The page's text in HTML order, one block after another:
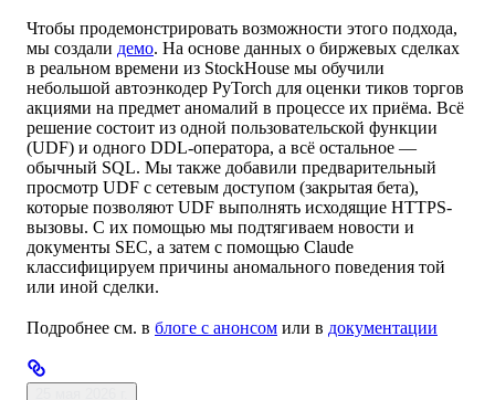
Чтобы продемонстрировать возможности этого подхода,
мы создали демо. На основе данных о биржевых сделках
в реальном времени из StockHouse мы обучили
небольшой автоэнкодер PyTorch для оценки тиков торгов
акциями на предмет аномалий в процессе их приёма. Всё
решение состоит из одной пользовательской функции
(UDF) и одного DDL-оператора, а всё остальное —
обычный SQL. Мы также добавили предварительный
просмотр UDF с сетевым доступом (закрытая бета),
которые позволяют UDF выполнять исходящие HTTPS-
вызовы. С их помощью мы подтягиваем новости и
документы SEC, а затем с помощью Claude
классифицируем причины аномального поведения той
или иной сделки.
Подробнее см. в блоге с анонсом или в документации